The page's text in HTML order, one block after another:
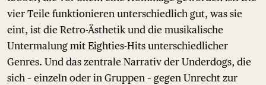
vier Teile funktionieren unterschiedlich gut, was sie
eint, ist die Retro-Ästhetik und die musikalische
Untermalung mit Eighties-Hits unterschiedlicher
Genres. Und das zentrale Narrativ der Underdogs, die
sich – einzeln oder in Gruppen – gegen Unrecht zur